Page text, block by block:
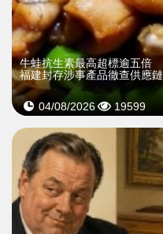
牛蛙抗生素最高超標逾五倍
福建封存涉事產品徹查供應鏈
04/08/2026 19599